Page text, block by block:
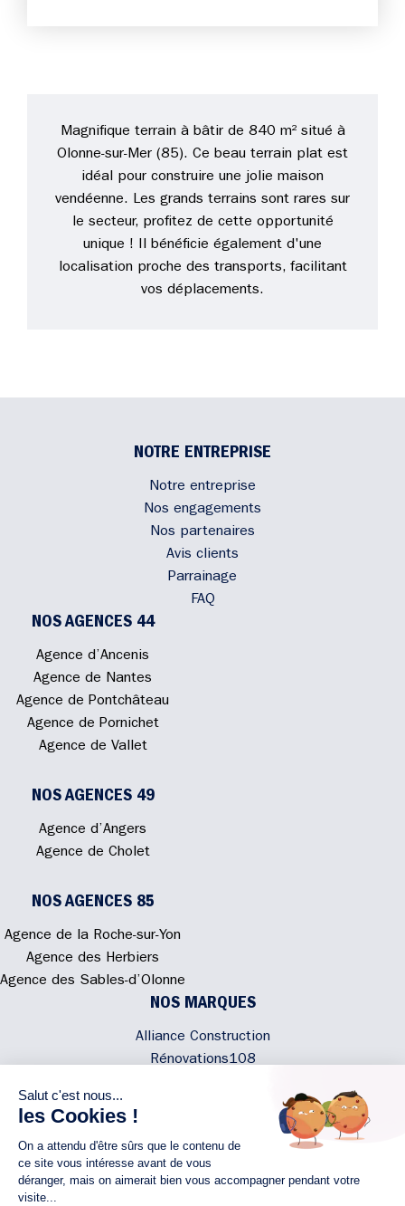
Magnifique terrain à bâtir de 840 m² situé à
Olonne-sur-Mer (85). Ce beau terrain plat est
idéal pour construire une jolie maison
vendéenne. Les grands terrains sont rares sur
le secteur, profitez de cette opportunité
unique ! Il bénéficie également d'une
localisation proche des transports, facilitant
vos déplacements.
NOTRE ENTREPRISE
Notre entreprise
Nos engagements
Nos partenaires
Avis clients
Parrainage
FAQ
NOS AGENCES 44
Agence d’Ancenis
Agence de Nantes
Agence de Pontchâteau
Agence de Pornichet
Agence de Vallet
NOS AGENCES 49
Agence d’Angers
Agence de Cholet
NOS AGENCES 85
Agence de la Roche-sur-Yon
Agence des Herbiers
Agence des Sables-d’Olonne
NOS MARQUES
Alliance Construction
Rénovations108
NOUS CONTACTER
02 40 300 200